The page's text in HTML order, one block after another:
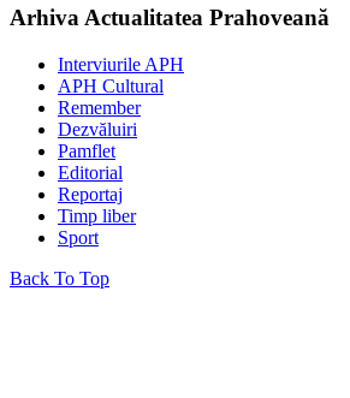
Arhiva Actualitatea Prahoveană
Interviurile APH
APH Cultural
Remember
Dezvăluiri
Pamflet
Editorial
Reportaj
Timp liber
Sport
Back To Top